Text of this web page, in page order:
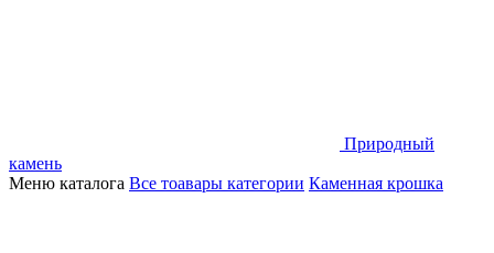
Природный
камень
Меню каталога Все тоавары категории Каменная крошка